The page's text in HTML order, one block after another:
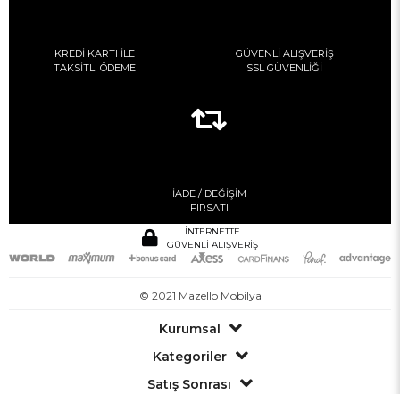
KREDİ KARTI İLE
TAKSİTLi ÖDEME
GÜVENLİ ALIŞVERİŞ
SSL GÜVENLİĞİ
İADE / DEĞİŞİM
FIRSATI
İNTERNETTE
GÜVENLİ ALIŞVERİŞ
© 2021 Mazello Mobilya
Kurumsal
Kategoriler
Satış Sonrası